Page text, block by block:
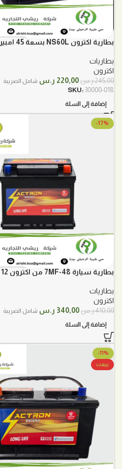
بطارية اكترون NS60L بسعة 45 امبير (46B24L)
بطاريات
اكترون
245,00ر.س السعر
الأصلي
220,00 ر.س السعر
شامل الضريبة
SKU: 30000-018
إضافة إلى السلة
-17%
بطارية سيارة 48-7MF من اكترون 12 فولت 74 امبير
بطاريات
اكترون
410,00ر.س السعر
هو:
340,00 ر.س السعر
شامل الضريبة
إضافة إلى السلة
-11%
بيعت